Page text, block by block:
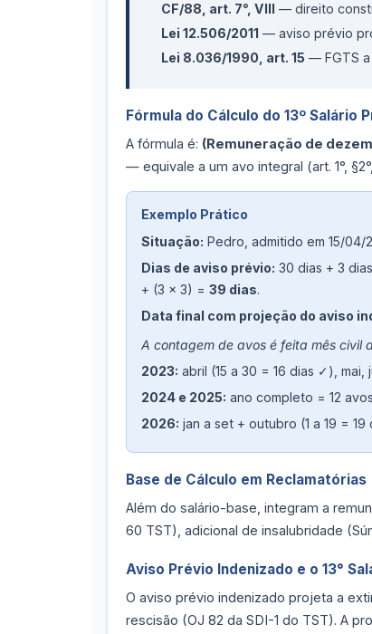
CF/88, art. 7°, VIII
— direito
Lei 12.506/2011 — aviso prévio
Lei 8.036/1990, art. 15 — FGTS a
Fórmula do Cálculo do 13º Salário
A fórmula é: (Remuneração de
— equivale a um avo integral (art. 1°,
Exemplo Prático
Situação: Pedro, admitido em 15/04/
Dias de aviso prévio: 30 dias + 3
+ (3 × 3) = 39 dias.
Data final com projeção do aviso
A contagem de avos é feita mês civil
2023: abril (15 a 30 = 16 dias ✓),
2024 e 2025: ano completo = 12
2026: jan a set + outubro (1 a 19 =
Base de Cálculo em Reclamatórias
Além do salário-base, integram a
60 TST), adicional de insalubridade
Aviso Prévio Indenizado e o 13°
O aviso prévio indenizado projeta a
rescisão (OJ 82 da SDI-1 do TST). A